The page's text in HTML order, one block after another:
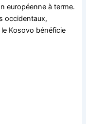
européenne à terme.
occidentaux,
Kosovo bénéficie